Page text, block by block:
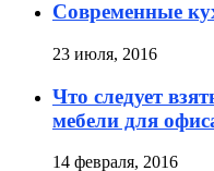
Современные
23 июля, 2016
Что следует
мебели для
14 февраля, 2016